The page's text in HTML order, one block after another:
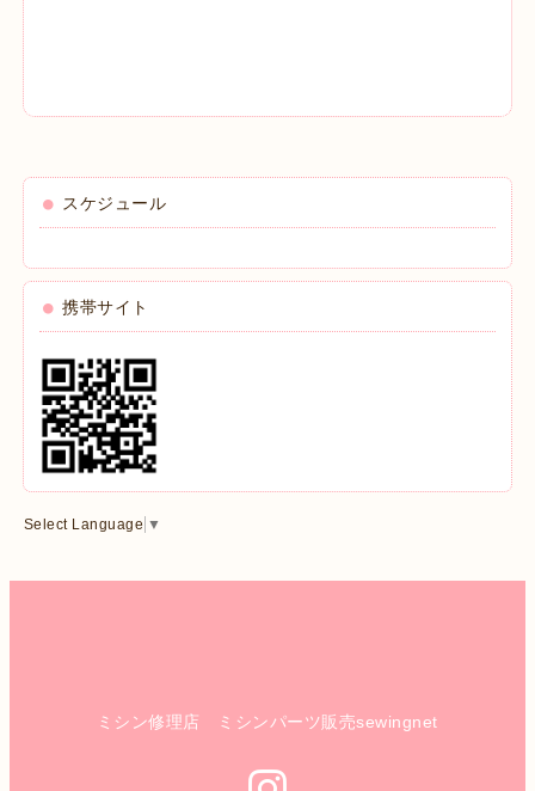
スケジュール
携帯サイト
Select Language ▼
ミシン修理店 ミシンパーツ販売sewingnet